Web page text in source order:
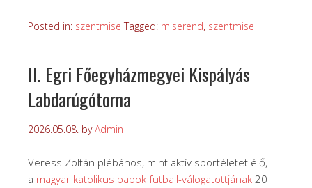
Posted in: szentmise Tagged: miserend, szentmise
II. Egri Főegyházmegyei Kispályás
Labdarúgótorna
2026.05.08. byAdmin
Veress Zoltán plébános, mint aktív sportéletet élő,
a magyar katolikus papok futball-válogatottjának 20